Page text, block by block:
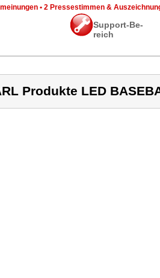
• 2 Pres­se­stim­men &
Sup­port-Be­
reich
Produkte LED